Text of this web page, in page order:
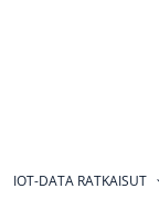
IOT-DATA RATKAISUT